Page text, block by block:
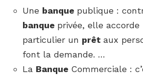
Une banque publique :
banque privée, elle
particulier un prêt aux
font la demande. …
La Banque Commerciale :